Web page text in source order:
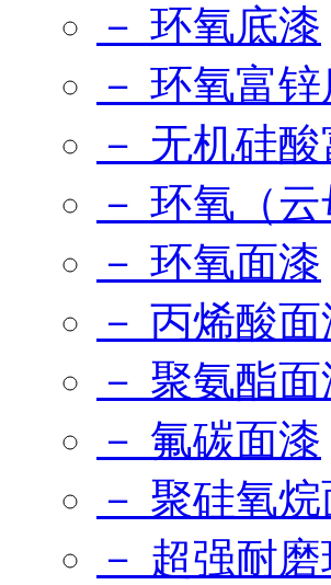
－ 环氧底漆
－ 环氧富
－ 无机硅
－ 环氧（
－ 环氧面漆
－ 丙烯酸面
－ 聚氨酯面
－ 氟碳面漆
－ 聚硅氧
－ 超强耐